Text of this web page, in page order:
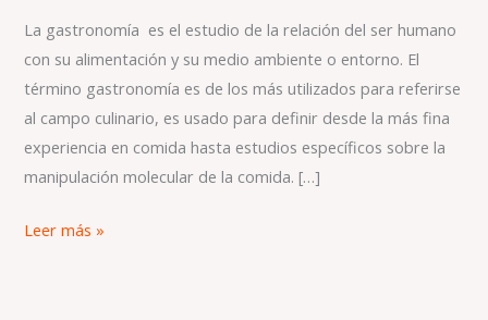
La gastronomía ​ es el estudio de la relación del ser humano
con su alimentación y su medio ambiente o entorno. El
término gastronomía es de los más utilizados para referirse
al campo culinario, es usado para definir desde la más fina
experiencia en comida hasta estudios específicos sobre la
manipulación molecular de la comida. […]
Leer más »